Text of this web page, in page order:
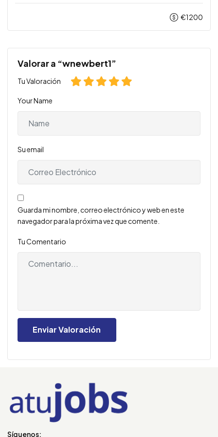
€1200
Valorar a “wnewbert1”
Tu Valoración
Your Name
Su email
Guarda mi nombre, correo electrónico y web en este
navegador para la próxima vez que comente.
Tu Comentario
Síguenos: